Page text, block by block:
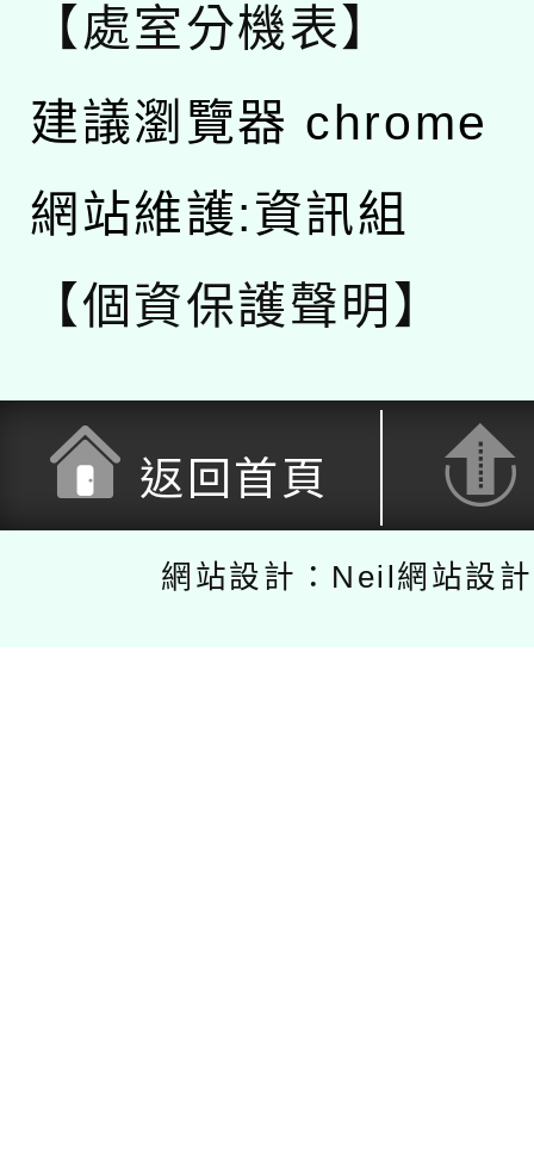
【處室分機表】
建議瀏覽器 chrome
網站維護:資訊組
【個資保護聲明】
返回首頁
網站設計：Neil網站設